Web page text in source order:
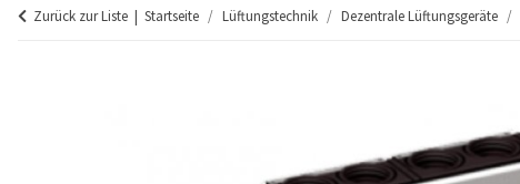
Zurück zur Liste Startseite Lüftungstechnik Dezentrale Lüftungsgeräte